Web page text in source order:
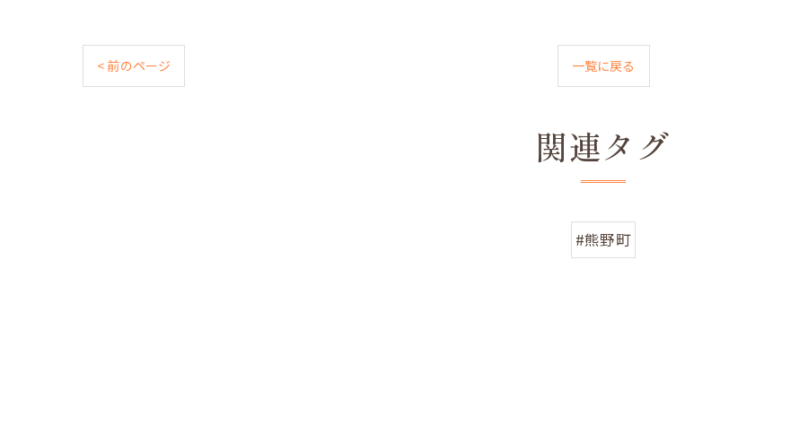
< 前のページ 一覧に戻る
関連タグ
#熊野町